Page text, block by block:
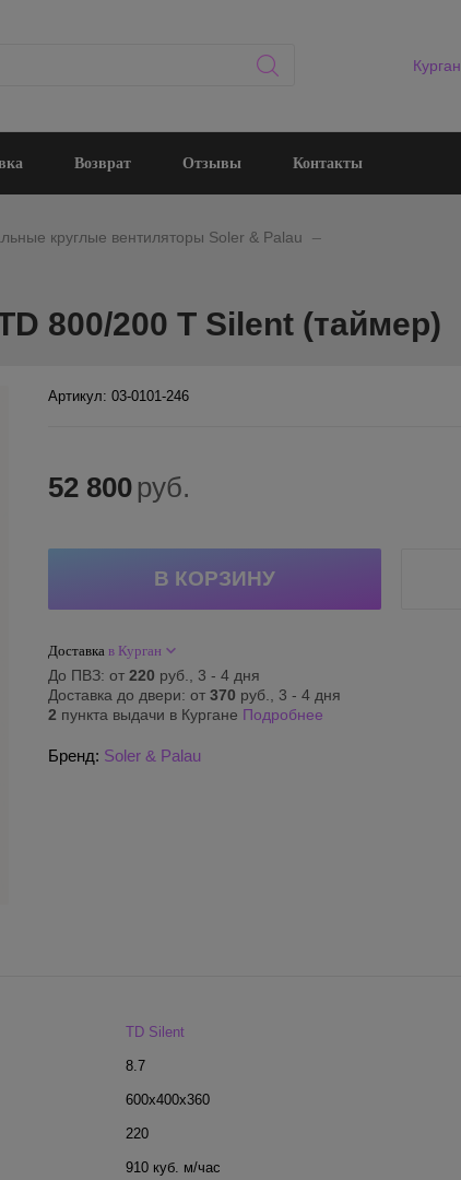
Курган
Возврат Отзывы Контакты
круглые вентиляторы Soler & Palau
800/200 T Silent (таймер)
Артикул: 03-0101-246
52 800 руб.
Доставка в Курган
До ПВЗ: от 220 руб., 3 - 4 дня
Доставка до двери: от 370 руб., 3 - 4 дня
2 пункта выдачи в Кургане Подробнее
Бренд: Soler & Palau
TD Silent
8.7
600x400x360
220
910 куб. м/час